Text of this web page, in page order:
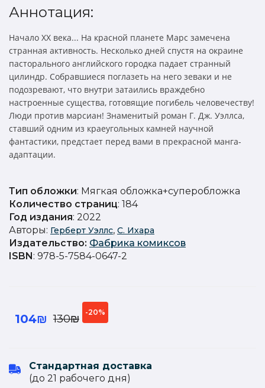
Аннотация:
Начало XX века... На красной планете Марс замечена
странная активность. Несколько дней спустя на окраине
пасторального английского городка падает странный
цилиндр. Собравшиеся поглазеть на него зеваки и не
подозревают, что внутри затаились враждебно
настроенные существа, готовящие погибель человечеству!
Люди против марсиан! Знаменитый роман Г. Дж. Уэллса,
ставший одним из краеугольных камней научной
фантастики, предстает перед вами в прекрасной манга-
адаптации.
Тип обложки: Мягкая обложка+суперобложка
Количество страниц: 184
Год издания: 2022
Авторы: Герберт Уэллс, С. Ихара
Издательство: Фабрика комиксов
ISBN: 978-5-7584-0647-2
104₪ 130₪
-20%
Стандартная доставка
(до 21 рабочего дня)